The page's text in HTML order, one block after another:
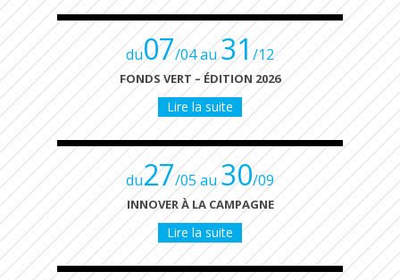
du07/04 au31/12
FONDS VERT – ÉDITION 2026
Lire la suite
du27/05 au30/09
INNOVER À LA CAMPAGNE
Lire la suite